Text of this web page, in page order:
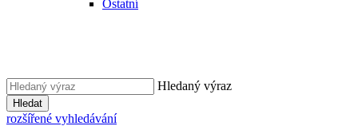
Ostatní
Hledaný výraz
Hledat
rozšířené vyhledávání